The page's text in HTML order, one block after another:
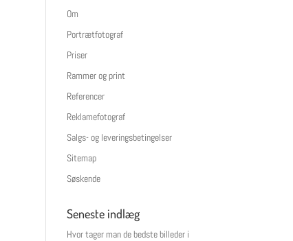
Om
Portrætfotograf
Priser
Rammer og print
Referencer
Reklamefotograf
Salgs- og leveringsbetingelser
Sitemap
Søskende
Seneste indlæg
Hvor tager man de bedste billeder i